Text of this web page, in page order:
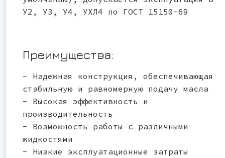
У2, У3, У4, УХЛ4 по ГОСТ 15150-69
Преимущества:
- Надежная конструкция, обеспечивающая
стабильную и равномерную подачу масла
- Высокая эффективность и
производительность
- Возможность работы с различными
жидкостями
- Низкие эксплуатационные затраты